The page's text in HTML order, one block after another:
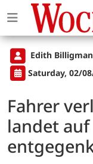
Edith
Saturday, 02/
Fahrer
landet auf